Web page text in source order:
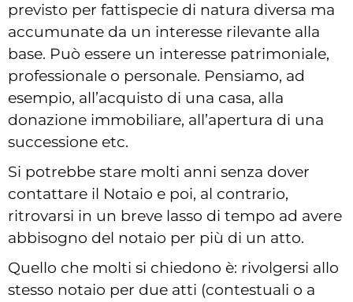
previsto per fattispecie di natura diversa ma
accumunate da un interesse rilevante alla
base. Può essere un interesse patrimoniale,
professionale o personale. Pensiamo, ad
esempio, all’acquisto di una casa, alla
donazione immobiliare, all’apertura di una
successione etc.
Si potrebbe stare molti anni senza dover
contattare il Notaio e poi, al contrario,
ritrovarsi in un breve lasso di tempo ad avere
abbisogno del notaio per più di un atto.
Quello che molti si chiedono è: rivolgersi allo
stesso notaio per due atti (contestuali o a